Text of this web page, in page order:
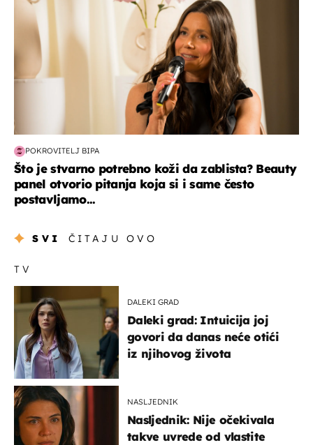
POKROVITELJ BIPA
Što je stvarno potrebno koži da zablista? Beauty
panel otvorio pitanja koja si i same često
postavljamo...
SVI ČITAJU OVO
TV
DALEKI GRAD
Daleki grad: Intuicija joj
govori da danas neće otići
iz njihovog života
NASLJEDNIK
Nasljednik: Nije očekivala
takve uvrede od vlastite